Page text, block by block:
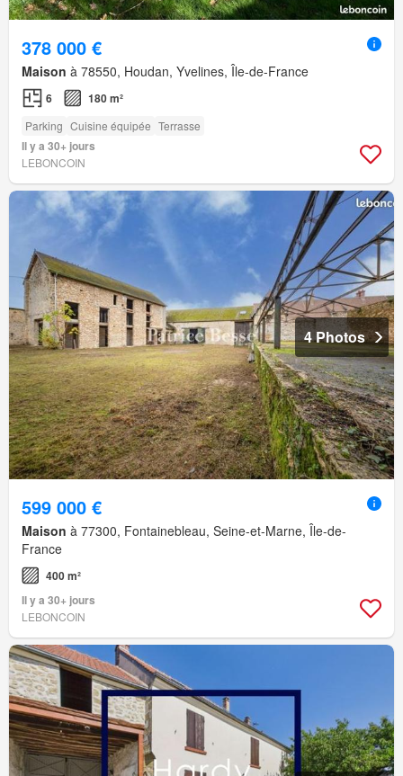
378 000 €
Maison à 78550, Houdan, Yvelines, Île-de-France
6 180 m²
Parking Cuisine équipée Terrasse
Il y a 30+ jours
LEBONCOIN
4 Photos
599 000 €
Maison à 77300, Fontainebleau, Seine-et-Marne, Île-de-
France
400 m²
Il y a 30+ jours
LEBONCOIN